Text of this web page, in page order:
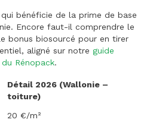
bénéficie de la prime de base
Encore faut-il comprendre le
bonus biosourcé pour en tirer
aligné sur notre guide
Rénopack.
Détail 2026 (Wallonie –
toiture)
20 €/m²